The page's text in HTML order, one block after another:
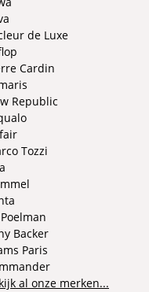
de Luxe
Cardin
Republic
Tozzi
Poelman
Backer
Paris
al onze merken...